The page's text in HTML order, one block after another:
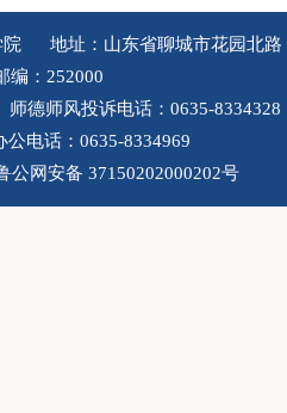
院 地址：山东省聊城市花园北路
编：252000
德师风投诉电话：0635-8334328
电话：0635-8334969
网安备 37150202000202号